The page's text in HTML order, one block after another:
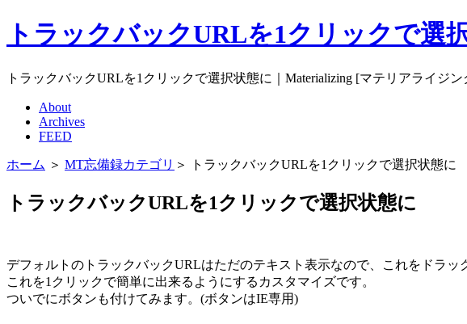
トラックバックURLを1クリックで
トラックバックURLを1クリックで選択状態に｜Materializing [マテリアライジン
About
Archives
FEED
ホーム ＞ MT忘備録カテゴリ ＞ トラックバックURLを1クリックで選択状態に
トラックバックURLを1クリックで選択状態に
デフォルトのトラックバックURLはただのテキスト表示なので、これをドラッ
これを1クリックで簡単に出来るようにするカスタマイズです。
ついでにボタンも付けてみます。(ボタンはIE専用)